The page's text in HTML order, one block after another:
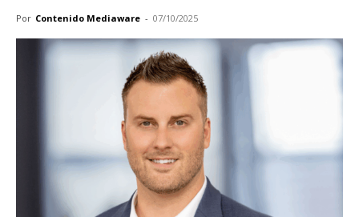
Por Contenido Mediaware - 07/10/2025